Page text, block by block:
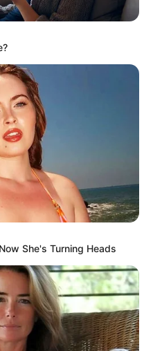
She's Turning Heads